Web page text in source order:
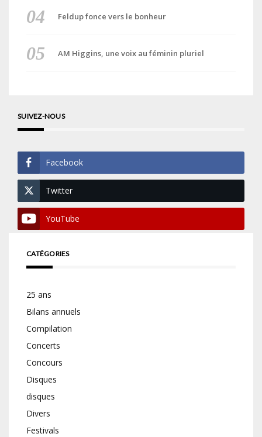
Feldup fonce vers le bonheur
AM Higgins, une voix au féminin pluriel
SUIVEZ-NOUS
Facebook
Twitter
YouTube
CATÉGORIES
25 ans
Bilans annuels
Compilation
Concerts
Concours
Disques
disques
Divers
Festivals